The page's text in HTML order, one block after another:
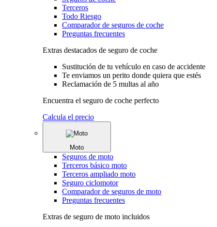
Terceros
Todo Riesgo
Comparador de seguros de coche
Preguntas frecuentes
Extras destacados de seguro de coche
Sustitución de tu vehículo en caso de accidente
Te enviamos un perito donde quiera que estés
Reclamación de 5 multas al año
Encuentra el seguro de coche perfecto
Calcula el precio
Moto
Seguros de moto
Terceros básico moto
Terceros ampliado moto
Seguro ciclomotor
Comparador de seguros de moto
Preguntas frecuentes
Extras de seguro de moto incluidos